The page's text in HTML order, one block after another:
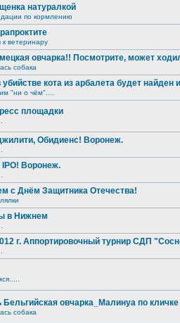
натуралкой
по кормлению
ветеринару
овчарка!! Посмотрите, может
собака
кота из арбалета будет найден
"ни о чём"....
площадки
Обидиенс! Воронеж.
Воронеж.
с Днём Защитника Отечества!
в Нижнем
г. Аппортировочный турнир СДП
Бельгийская овчарка_Малинуа по
собака